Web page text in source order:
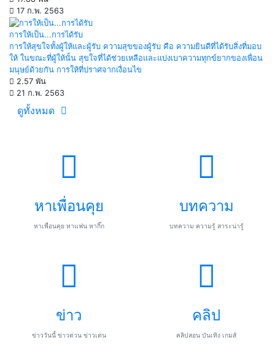
17 ก.พ. 2563
การให้เป็น...การได้รับ
การให้สุขใจทั้งผู้ให้และผู้รับ ความสุขของผู้รับ คือ ความยินดีที่ได้รับสิ่งที่มอบ
ให้ ในขณะที่ผู้ให้นั้น สุขใจที่ได้ช่วยเหลือและแบ่งเบาความทุกข์ยากของเพื่อน
มนุษย์ด้วยกัน การให้ที่ปราศจากเงื่อนไข
2.57 พัน
21 ก.พ. 2563
ดูทั้งหมด
หาเพื่อนคุย
หาเพื่อนคุย หาแฟน หากิ๊ก
บทความ
บทความ ความรู้ สาระน่ารู้
ข่าว
ข่าววันนี้ ข่าวด่วน ข่าวเด่น
คลิป
คลิปสอน บันเทิง เกมส์